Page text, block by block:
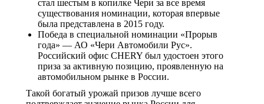
стал шестым в копилке Чери за все время
существования номинации, которая впервые
была представлена в 2015 году.
Победа в специальной номинации «Прорыв
года» — АО «Чери Автомобили Рус».
Российский офис CHERY был удостоен этого
приза за активную позицию, проявленную на
автомобильном рынке в России.
Такой богатый урожай призов лучше всего